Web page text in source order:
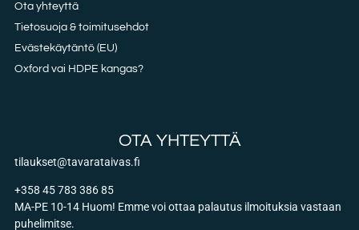
Ota yhteyttä
Tietosuoja & toimitusehdot
Evästekäytäntö (EU)
Oxford vai HDPE kangas?
OTA YHTEYTTÄ
tilaukset@tavarataivas.fi
+358 45 783 386 85
MA-PE 10-14 Huom! Emme voi ottaa palautus ilmoituksia vastaan
puhelimitse.